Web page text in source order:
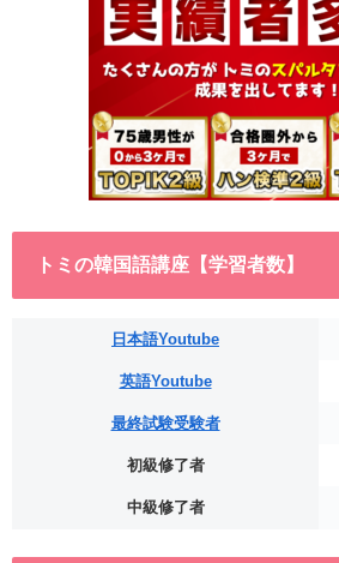
トミの韓国語講座【学習者数】
日本語Youtube
英語Youtube
最終試験受験者
初級修了者
中級修了者